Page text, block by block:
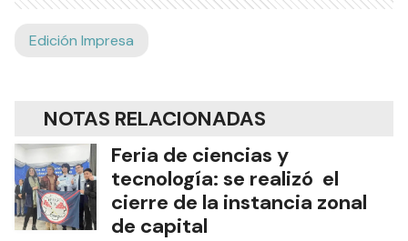
Edición Impresa
NOTAS RELACIONADAS
Feria de ciencias y
tecnología: se realizó el
cierre de la instancia zonal
de capital